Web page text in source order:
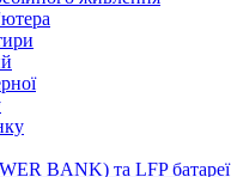
BANK) та LFP батареї